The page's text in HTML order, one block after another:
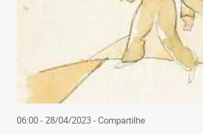
06:00 - 28/04/2023- Compartilhe